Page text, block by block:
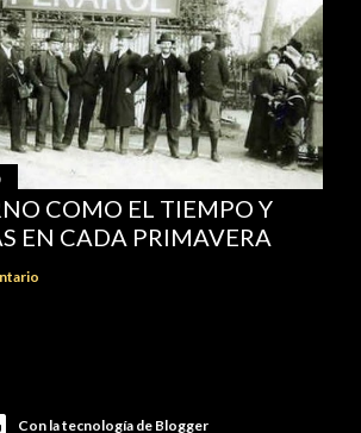
COMO EL TIEMPO Y
EN CADA PRIMAVERA
Con la tecnología de Blogger